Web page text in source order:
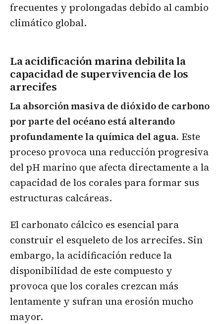
frecuentes y prolongadas debido al cambio
climático global.
La acidificación marina debilita la
capacidad de supervivencia de los
arrecifes
La absorción masiva de dióxido de carbono
por parte del océano está alterando
profundamente la química del agua. Este
proceso provoca una reducción progresiva
del pH marino que afecta directamente a la
capacidad de los corales para formar sus
estructuras calcáreas.
El carbonato cálcico es esencial para
construir el esqueleto de los arrecifes. Sin
embargo, la acidificación reduce la
disponibilidad de este compuesto y
provoca que los corales crezcan más
lentamente y sufran una erosión mucho
mayor.